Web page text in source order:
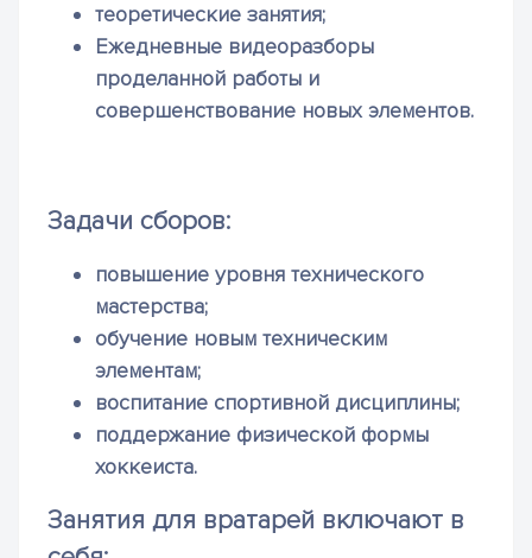
теоретические занятия;
Ежедневные видеоразборы
проделанной работы и
совершенствование новых элементов.
Задачи сборов:
повышение уровня технического
мастерства;
обучение новым техническим
элементам;
воспитание спортивной дисциплины;
поддержание физической формы
хоккеиста.
Занятия для вратарей включают в